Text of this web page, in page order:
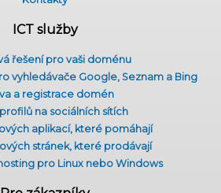
ICT služby
řešení pro vaši doménu
vyhledávače Google, Seznam a Bing
a registrace domén
na sociálních sítích
aplikací, které pomáhají
stránek, které prodávají
pro Linux nebo Windows